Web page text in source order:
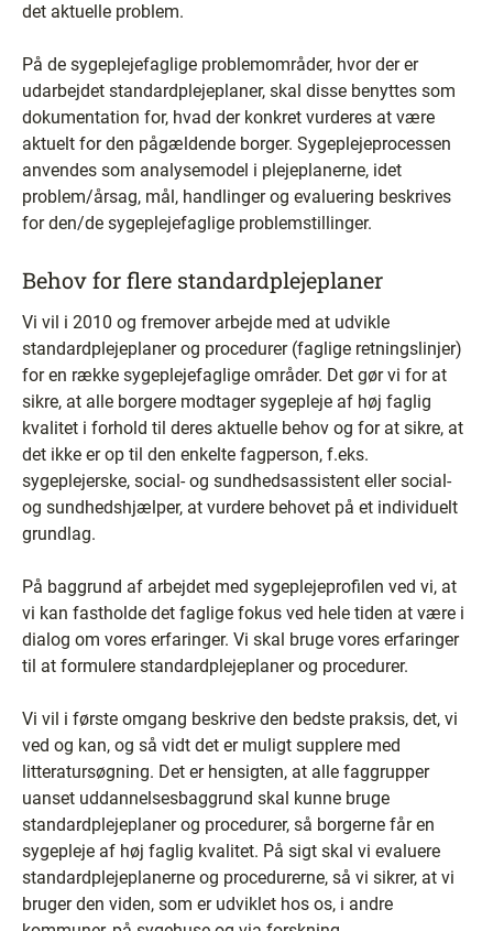
det aktuelle problem.
På de sygeplejefaglige problemområder, hvor der er
udarbejdet standardplejeplaner, skal disse benyttes som
dokumentation for, hvad der konkret vurderes at være
aktuelt for den pågældende borger. Sygeplejeprocessen
anvendes som analysemodel i plejeplanerne, idet
problem/årsag, mål, handlinger og evaluering beskrives
for den/de sygeplejefaglige problemstillinger.
Behov for flere standardplejeplaner
Vi vil i 2010 og fremover arbejde med at udvikle
standardplejeplaner og procedurer (faglige retningslinjer)
for en række sygeplejefaglige områder. Det gør vi for at
sikre, at alle borgere modtager sygepleje af høj faglig
kvalitet i forhold til deres aktuelle behov og for at sikre, at
det ikke er op til den enkelte fagperson, f.eks.
sygeplejerske, social- og sundhedsassistent eller social-
og sundhedshjælper, at vurdere behovet på et individuelt
grundlag.
På baggrund af arbejdet med sygeplejeprofilen ved vi, at
vi kan fastholde det faglige fokus ved hele tiden at være i
dialog om vores erfaringer. Vi skal bruge vores erfaringer
til at formulere standardplejeplaner og procedurer.
Vi vil i første omgang beskrive den bedste praksis, det, vi
ved og kan, og så vidt det er muligt supplere med
litteratursøgning. Det er hensigten, at alle faggrupper
uanset uddannelsesbaggrund skal kunne bruge
standardplejeplaner og procedurer, så borgerne får en
sygepleje af høj faglig kvalitet. På sigt skal vi evaluere
standardplejeplanerne og procedurerne, så vi sikrer, at vi
bruger den viden, som er udviklet hos os, i andre